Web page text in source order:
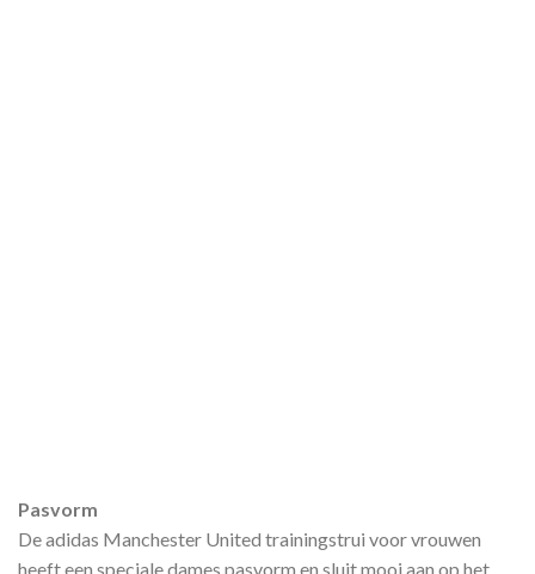
Pasvorm
De adidas Manchester United trainingstrui voor vrouwen
heeft een speciale dames pasvorm en sluit mooi aan op het